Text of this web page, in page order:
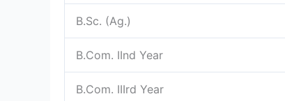
B.Sc. (Ag.)
B.Com. IInd Year
B.Com. IIIrd Year